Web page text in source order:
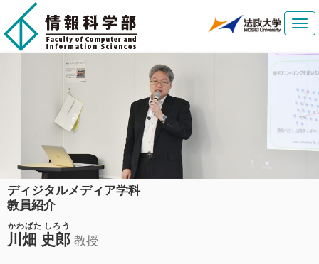
ディジタルメディア学科
教員紹介
川畑 史郎
かわばた しろう
教授